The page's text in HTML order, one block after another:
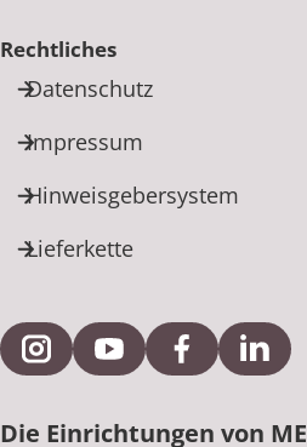
Rechtliches
Datenschutz
Impressum
Hinweisgebersystem
Lieferkette
Externe Verlinkung zu
Externe Verlinkung
Externe
Die Einrichtungen von